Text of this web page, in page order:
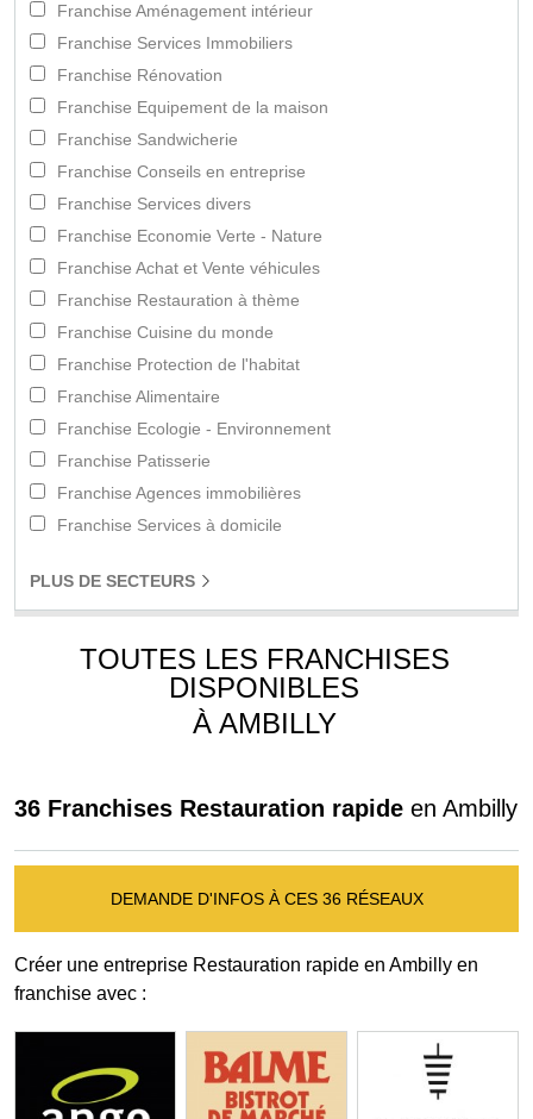
Franchise Aménagement intérieur
Franchise Services Immobiliers
Franchise Rénovation
Franchise Equipement de la maison
Franchise Sandwicherie
Franchise Conseils en entreprise
Franchise Services divers
Franchise Economie Verte - Nature
Franchise Achat et Vente véhicules
Franchise Restauration à thème
Franchise Cuisine du monde
Franchise Protection de l'habitat
Franchise Alimentaire
Franchise Ecologie - Environnement
Franchise Patisserie
Franchise Agences immobilières
Franchise Services à domicile
PLUS DE SECTEURS
TOUTES LES FRANCHISES
DISPONIBLES
À AMBILLY
36 Franchises Restauration rapide en Ambilly
DEMANDE D'INFOS À CES 36 RÉSEAUX
Créer une entreprise Restauration rapide en Ambilly en
franchise avec :